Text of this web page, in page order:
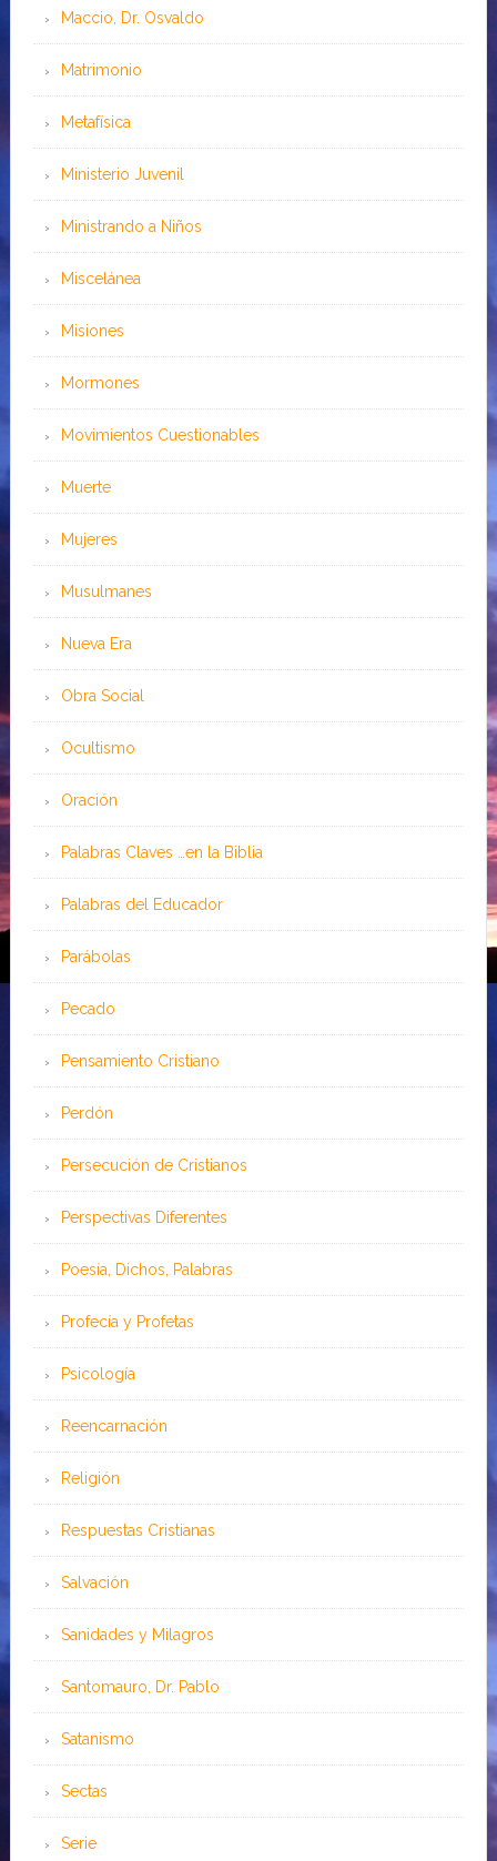
Maccio, Dr. Osvaldo
Matrimonio
Metafísica
Ministerio Juvenil
Ministrando a Niños
Miscelánea
Misiones
Mormones
Movimientos Cuestionables
Muerte
Mujeres
Musulmanes
Nueva Era
Obra Social
Ocultismo
Oración
Palabras Claves …en la Biblia
Palabras del Educador
Parábolas
Pecado
Pensamiento Cristiano
Perdón
Persecución de Cristianos
Perspectivas Diferentes
Poesía, Dichos, Palabras
Profecía y Profetas
Psicología
Reencarnación
Religión
Respuestas Cristianas
Salvación
Sanidades y Milagros
Santomauro, Dr. Pablo
Satanismo
Sectas
Serie